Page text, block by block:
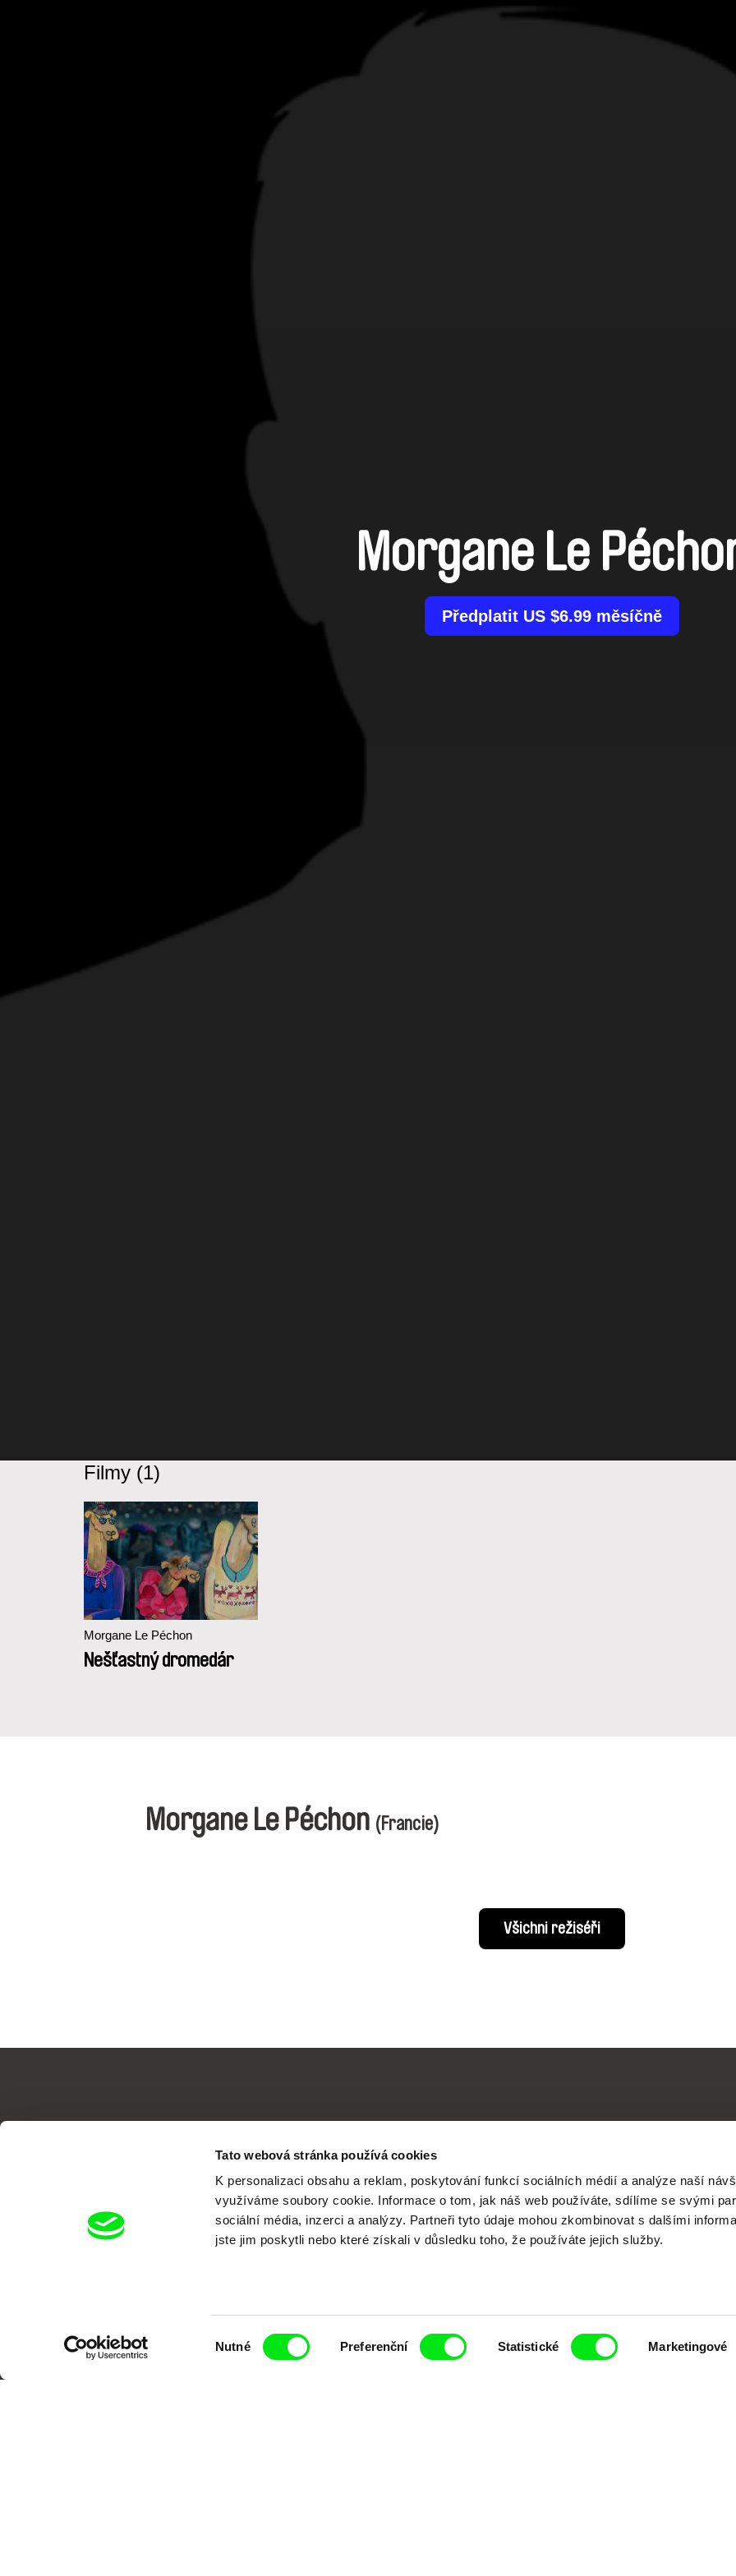
Tato webová stránka používá cookies
K personalizaci obsahu a reklam, poskytování funkcí sociálních médií a analýze naší
využíváme soubory cookie. Informace o tom, jak náš web používáte, sdílíme se svými
sociální média, inzerci a analýzy. Partneři tyto údaje mohou zkombinovat s dalšími
jste jim poskytli nebo které získali v důsledku toho, že používáte jejich služby.
Nutné Preferenční Statistické Marketingové
Morgane Le
Předplatit US $6.99 měsíčně
Filmy (1)
Morgane Le Péchon
Nešťastný dromedár
Morgane Le Péchon (Francie)
Všichni režiséři
dokumentární